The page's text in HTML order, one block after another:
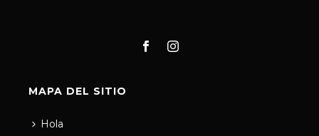
MAPA DEL SITIO
Hola